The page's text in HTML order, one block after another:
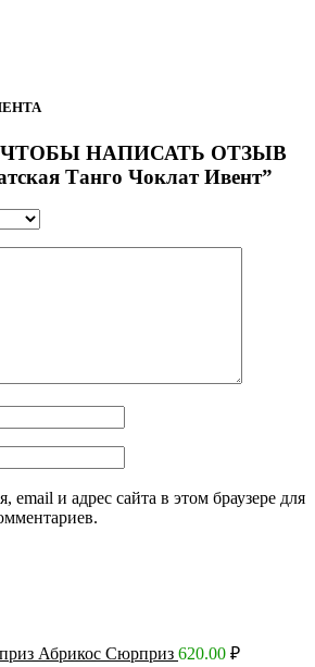
НАПИСАТЬ ОТЗЫВ
Танго Чоклат Ивент”
email и адрес сайта в этом браузере для
Абрикос Сюрприз 620.00 ₽